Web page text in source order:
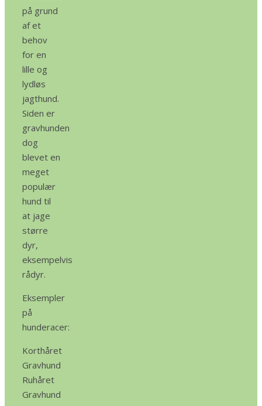
på grund
af et
behov
for en
lille og
lydløs
jagthund.
Siden er
gravhunden
dog
blevet en
meget
populær
hund til
at jage
større
dyr,
eksempelvis
rådyr.
Eksempler
på
hunderacer:
Korthåret
Gravhund
Ruhåret
Gravhund